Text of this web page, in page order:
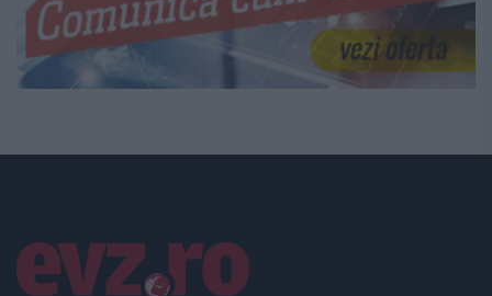
Linkuri utile